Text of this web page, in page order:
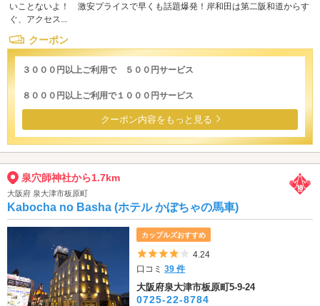
いことないよ！ 激安プライスで早くも話題爆発！岸和田は第二阪和道からす
ぐ、アクセス...
クーポン
３０００円以上ご利用で ５００円サービス
８０００円以上ご利用で１０００円サービス
クーポン内容をもっと見る
泉穴師神社から1.7km
大阪府 泉大津市板原町
Kabocha no Basha (ホテル かぼちゃの馬車)
カップルズおすすめ
5つ星のうち4
4.24
口コミ39 件
大阪府泉大津市板原町5-9-24
0725-22-8784